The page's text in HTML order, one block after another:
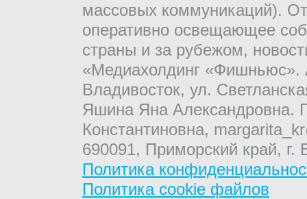
массовых коммуникаций).
оперативно освещающее
страны и за рубежом,
«Медиахолдинг «Фишньюс».
Владивосток, ул.
Яшина Яна Александровна.
Константиновна,
690091, Приморский край,
Политика
Политика cookie файлов